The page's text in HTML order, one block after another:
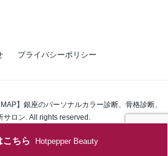
こちら Hotpepper Beauty
プライバシーポリシー
】銀座のパーソナルカラー診断、骨格診断、
サロン. All rights reserved.